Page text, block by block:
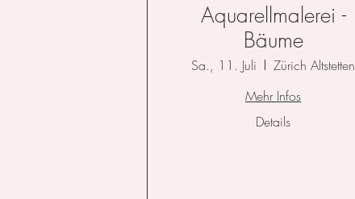
Aquarellmalerei -
Bäume
Sa., 11. Juli
Zürich Altstetten
Mehr Infos
Details